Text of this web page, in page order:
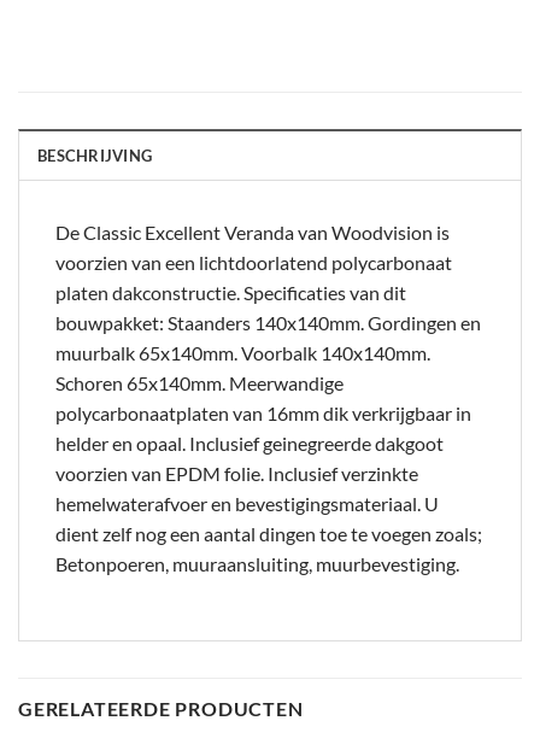
BESCHRIJVING
De Classic Excellent Veranda van Woodvision is
voorzien van een lichtdoorlatend polycarbonaat
platen dakconstructie. Specificaties van dit
bouwpakket: Staanders 140x140mm. Gordingen en
muurbalk 65x140mm. Voorbalk 140x140mm.
Schoren 65x140mm. Meerwandige
polycarbonaatplaten van 16mm dik verkrijgbaar in
helder en opaal. Inclusief geinegreerde dakgoot
voorzien van EPDM folie. Inclusief verzinkte
hemelwaterafvoer en bevestigingsmateriaal. U
dient zelf nog een aantal dingen toe te voegen zoals;
Betonpoeren, muuraansluiting, muurbevestiging.
GERELATEERDE PRODUCTEN